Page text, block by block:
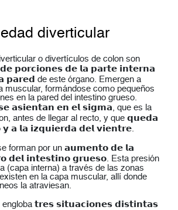
diverticular
o divertículos de colon son
𝗽𝗼𝗿𝗰𝗶𝗼𝗻𝗲𝘀 𝗱𝗲 𝗹𝗮 𝗽𝗮𝗿𝘁𝗲 𝗶𝗻𝘁𝗲𝗿𝗻𝗮
de este órgano. Emergen a
muscular, formándose como pequeños
en la pared del intestino grueso.
𝗮𝘀𝗶𝗲𝗻𝘁𝗮𝗻 𝗲𝗻 𝗲𝗹 𝘀𝗶𝗴𝗺𝗮, que es la
antes de llegar al recto, y que 𝗾𝘂𝗲𝗱𝗮
𝗮 𝗹𝗮 𝗶𝘇𝗾𝘂𝗶𝗲𝗿𝗱𝗮 𝗱𝗲𝗹 𝘃𝗶𝗲𝗻𝘁𝗿𝗲.
forman por un 𝗮𝘂𝗺𝗲𝗻𝘁𝗼 𝗱𝗲 𝗹𝗮
𝗱𝗲𝗹 𝗶𝗻𝘁𝗲𝘀𝘁𝗶𝗻𝗼 𝗴𝗿𝘂𝗲𝘀𝗼. Esta presión
(capa interna) a través de las zonas
en la capa muscular, allí donde
la atraviesan.
engloba 𝘁𝗿𝗲𝘀 𝘀𝗶𝘁𝘂𝗮𝗰𝗶𝗼𝗻𝗲𝘀 𝗱𝗶𝘀𝘁𝗶𝗻𝘁𝗮𝘀